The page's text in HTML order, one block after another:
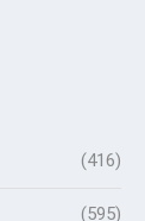
(416)
(595)